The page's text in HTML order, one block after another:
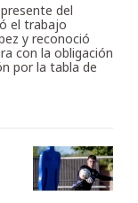
del
el trabajo
y reconoció
con la obligación
por la tabla de